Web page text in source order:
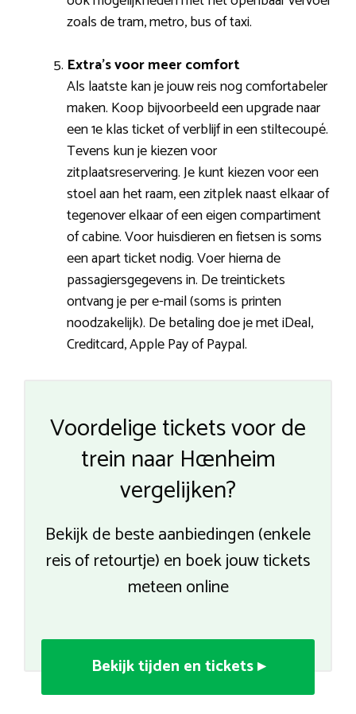
zoals de tram, metro, bus of taxi.
Extra’s voor meer comfort
Als laatste kan je jouw reis nog comfortabeler
maken. Koop bijvoorbeeld een upgrade naar
een 1e klas ticket of verblijf in een stiltecoupé.
Tevens kun je kiezen voor
zitplaatsreservering. Je kunt kiezen voor een
stoel aan het raam, een zitplek naast elkaar of
tegenover elkaar of een eigen compartiment
of cabine. Voor huisdieren en fietsen is soms
een apart ticket nodig. Voer hierna de
passagiersgegevens in. De treintickets
ontvang je per e-mail (soms is printen
noodzakelijk). De betaling doe je met iDeal,
Creditcard, Apple Pay of Paypal.
Voordelige tickets voor de
trein naar Hœnheim
vergelijken?
Bekijk de beste aanbiedingen (enkele
reis of retourtje) en boek jouw tickets
meteen online
Bekijk tijden en tickets ▸